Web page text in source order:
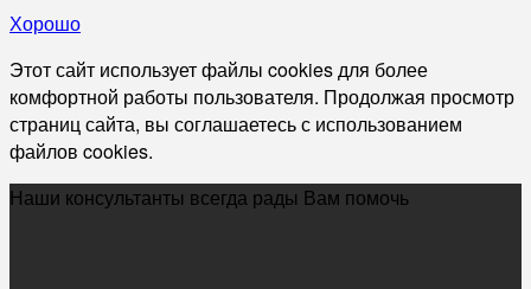
Хорошо
Этот сайт использует файлы cookies для более
комфортной работы пользователя. Продолжая просмотр
страниц сайта, вы соглашаетесь с использованием
файлов cookies.
Наши консультанты всегда рады Вам помочь